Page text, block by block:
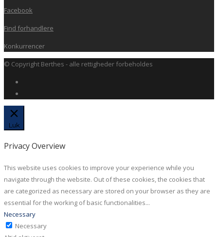
Facebook
Find forhandlere
Konkurrencer
© Copyright Berthes - alle rettigheder forbeholdes
Luk
Privacy Overview
This website uses cookies to improve your experience while you
navigate through the website. Out of these cookies, the cookies that
are categorized as necessary are stored on your browser as they are
essential for the working of basic functionalities...
Necessary
Necessary